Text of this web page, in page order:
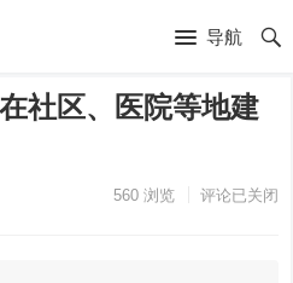
导航
社区、医院等地建
560浏览 评论已关闭